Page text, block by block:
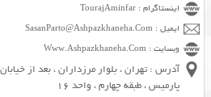
اینستاگرام : TourajAminfar
ایمیل : SasanParto@Ashpazkhaneha.Com
وبسایت : Www.Ashpazkhaneha.Com
پارمیس ، طبقه چهارم ، واحد 16